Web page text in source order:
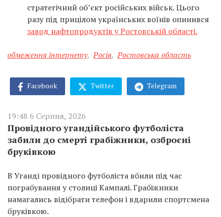
стратегічний об’єкт російських військ. Цього
разу під прицілом українських воїнів опинився
завод нафтопродуктів у Ростовській області.
обмеження інтернету, Росія, Ростовська область
Facebook Twitter Telegram
19:48 6 Серпня, 2026
Провідного угандійського футболіста
забили до смерті грабіжники, озброєні
бруківкою
В Уганді провідного футболіста вбили під час
пограбування у столиці Кампалі. Грабіжники
намагались відібрати телефон і вдарили спортсмена
бруківкою.